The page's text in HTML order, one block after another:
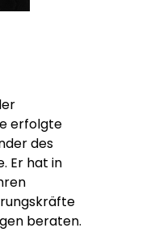
erfolgte
des
Er hat in
beraten.